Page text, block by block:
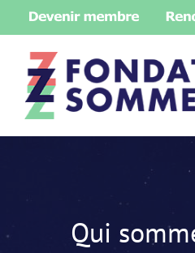
Devenir
membre
Qui